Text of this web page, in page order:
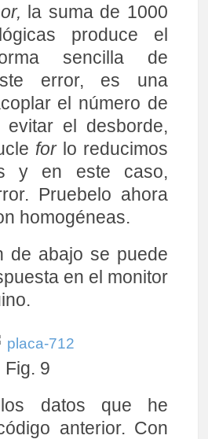
medida
0;
i &lt; 1000 i ++){
Entradainte
= 5.0*( float Sensor Zero)/
// la condición es
Zero sea el que lee el sen
")
Intensidad
(" A")
;
valor
0 );
" );
4,1);
, 3) ;
10 , 1) ;
poco
la suma de 1000
produce el
sencilla de
error, es una
el número de
evitar el desborde,
forlo reducimos
y en este caso,
Pruebelo ahora
homogéneas.
de abajo se puede
en el monitor
Fig. 9
datos que he
anterior. Con